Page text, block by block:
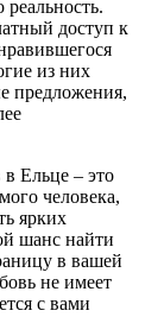
реальность.
доступ к
из них
предложения,
в Ельце – это
человека,
ярких
шанс найти
в вашей
не имеет
с вами